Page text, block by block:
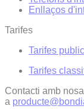
Enllaços
Tarifes
Tarifes
Tarifes
Contacti amb
a